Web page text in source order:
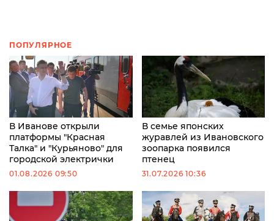
ПОПУЛЯРНОЕ
В Иванове открыли
платформы "Красная
Талка" и "Курьяново" для
городской электрички
01.08.2026 09:50
В семье японских
журавлей из Ивановского
зоопарка появился
птенец
31.07.2026 10:36